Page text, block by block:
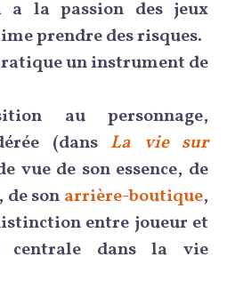
a la passion des jeux
prendre des risques.
un instrument de
au personnage,
(dans La vie sur
vue de son essence, de
son arrière-boutique,
entre joueur et
centrale dans la vie